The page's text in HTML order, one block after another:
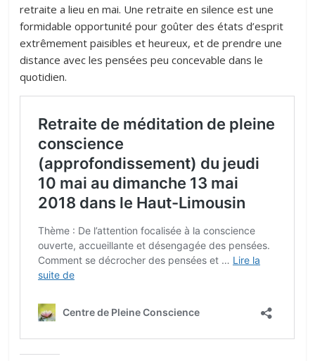
retraite a lieu en mai. Une retraite en silence est une
formidable opportunité pour goûter des états d’esprit
extrêmement paisibles et heureux, et de prendre une
distance avec les pensées peu concevable dans le
quotidien.